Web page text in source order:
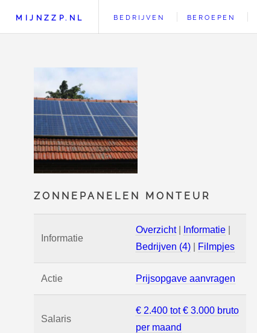
ZONNEPANELEN MONTEUR
Informatie
Overzicht| Informatie
Bedrijven (4)
Filmpjes
Actie Prijsopgave aanvragen
Salaris
€ 2.400 tot € 3.000 bruto
per maand
MIJNZZP.NL BEDRIJVEN BEROEPEN